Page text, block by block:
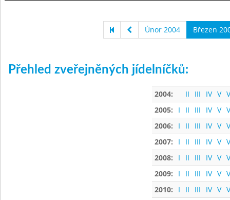
Únor 2004 Březen
Přehled zveřejněných jídelníčků:
2004: II III IV V
2005:
I II III IV V
2006:
I II III IV V
2007:
I II III IV V
2008:
I II III IV V
2009:
I II III IV V
2010:
I II III IV V